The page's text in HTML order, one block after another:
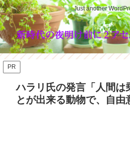
Just another
PR
ハラリ氏の発言「人間は
とが出来る動物で、自由